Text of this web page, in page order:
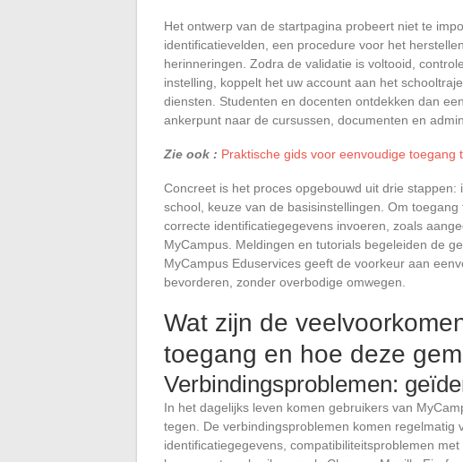
Het ontwerp van de startpagina probeert niet te
identificatievelden, een procedure voor het
herinneringen. Zodra de validatie is voltooid,
instelling, koppelt het uw account aan het
diensten. Studenten en docenten ontdekken dan
ankerpunt naar de cursussen, documenten en
Zie ook : Praktische gids voor eenvoudige
Concreet is het proces opgebouwd uit drie
school, keuze van de basisinstellingen. Om
correcte identificatiegegevens invoeren, zoals
MyCampus. Meldingen en tutorials begeleiden de
MyCampus Eduservices geeft de voorkeur aan
bevorderen, zonder overbodige omwegen.
Wat zijn de
toegang en hoe deze
Verbindingsproblemen:
In het dagelijks leven komen gebruikers van
tegen. De verbindingsproblemen komen regelmatig
identificatiegegevens, compatibiliteitsproblemen